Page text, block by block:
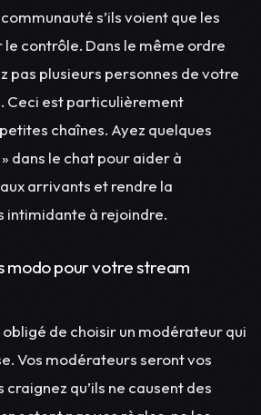
s’ils voient que les
contrôle. Dans le même ordre
pas plusieurs personnes de votre
Ceci est particulièrement
chaînes. Ayez quelques
dans le chat pour aider à
arrivants et rendre la
intimidante à rejoindre.
modo pour votre stream
obligé de choisir un modérateur qui
Vos modérateurs seront vos
craignez qu’ils ne causent des